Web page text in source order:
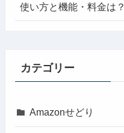
使い方と機能・料金は？
カテゴリー
Amazonせどり